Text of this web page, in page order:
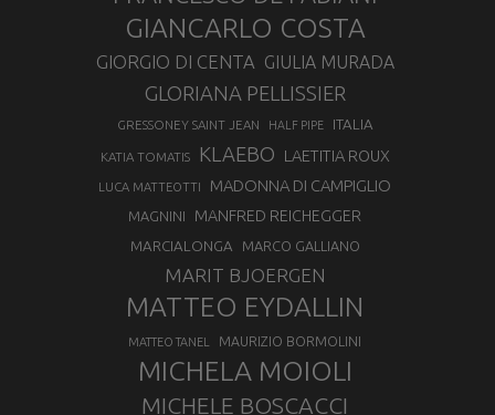
GIANCARLO COSTA
GIORGIO DI CENTA GIULIA MURADA
GLORIANA PELLISSIER
GRESSONEY SAINT JEAN HALF PIPE ITALIA
KATIA TOMATIS KLAEBO LAETITIA ROUX
LUCA MATTEOTTI MADONNA DI CAMPIGLIO
MAGNINI MANFRED REICHEGGER
MARCIALONGA MARCO GALLIANO
MARIT BJOERGEN
MATTEO EYDALLIN
MATTEO TANEL MAURIZIO BORMOLINI
MICHELA MOIOLI
MICHELE BOSCACCI